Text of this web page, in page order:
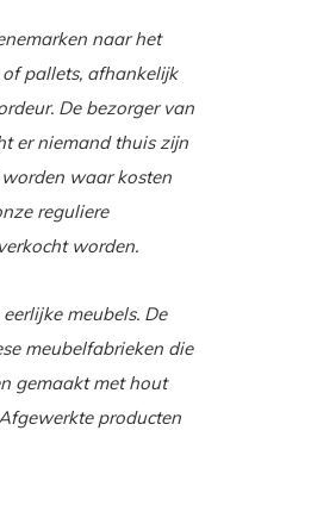
naar het
pallets, afhankelijk
De bezorger van
er niemand thuis zijn
waar kosten
reguliere
worden.
meubels. De
meubelfabrieken die
gemaakt met hout
producten